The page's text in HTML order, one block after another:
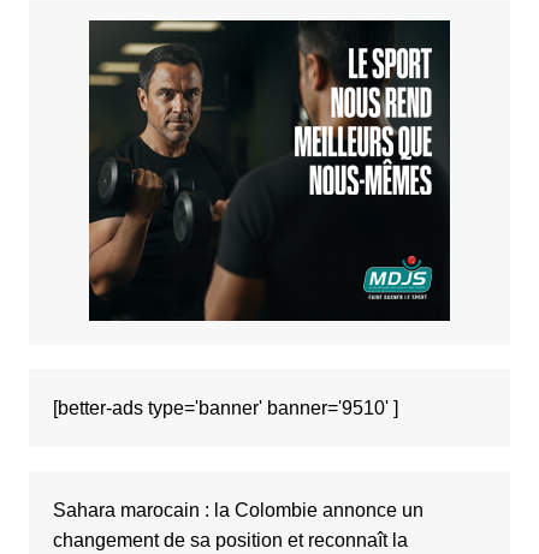
[better-ads type='banner' banner='9510' ]
Sahara marocain : la Colombie annonce un
changement de sa position et reconnaît la